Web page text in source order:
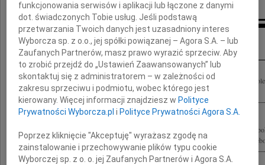
Inne kondolencje
Żegnam Andrzeja Wajdę Wspaniałego Dowódcę Rodzinie składamy szczere
Rastawieccy
"Śmierć tych, którzy tworzą dzieła nieśmiertelne, zawsze jest przedwczesna" Z
przyjęliśmy wiadomość o śmierci reżysera Andrzeja Wajdy Wyrazy szczerego i
funkcjonowania serwisów i aplikacji lub łączone z danymi
dot. świadczonych Tobie usług. Jeśli podstawą
przetwarzania Twoich danych jest uzasadniony interes
Wyborcza sp. z o.o., jej spółki powiązanej – Agora S.A. – lub
Zaufanych Partnerów, masz prawo wyrazić sprzeciw. Aby
to zrobić przejdź do „Ustawień Zaawansowanych” lub
skontaktuj się z administratorem – w zależności od
zakresu sprzeciwu i podmiotu, wobec którego jest
kierowany. Więcej informacji znajdziesz wPolityce
Prywatności Wyborcza.pl iPolityce Prywatności Agora S.A.
Poprzez kliknięcie "Akceptuję" wyrażasz zgodę na
zainstalowanie i przechowywanie plików typu cookie
Wyborczej sp. z o. o. jej Zaufanych Partnerów i Agora S.A.